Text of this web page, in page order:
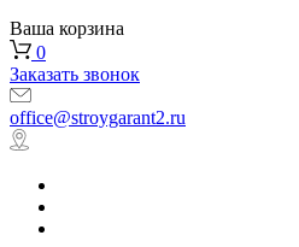
Ваша корзина
0
Заказать звонок
office@stroygarant2.ru